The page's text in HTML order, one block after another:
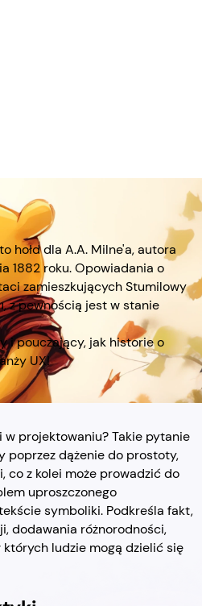
hołd dla A.A. Milne'a, autora
1882 roku. Opowiadania o
zamieszkujących Stumilowy
z pewnością jest w stanie
i pouczający, jak historie o
UX!
projektowaniu? Takie pytanie
poprzez dążenie do prostoty,
co z kolei może prowadzić do
uproszczonego
symboliki. Podkreśla fakt,
dodawania różnorodności,
których ludzie mogą dzielić się